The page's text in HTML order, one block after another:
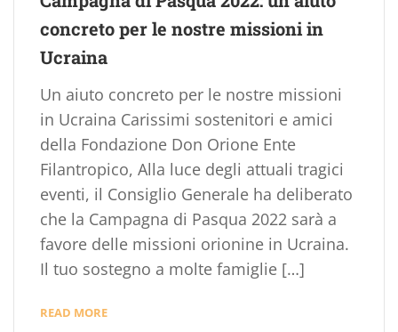
concreto per le nostre missioni in
Ucraina
Un aiuto concreto per le nostre missioni
in Ucraina Carissimi sostenitori e amici
della Fondazione Don Orione Ente
Filantropico, Alla luce degli attuali tragici
eventi, il Consiglio Generale ha deliberato
che la Campagna di Pasqua 2022 sarà a
favore delle missioni orionine in Ucraina.
Il tuo sostegno a molte famiglie […]
READ MORE